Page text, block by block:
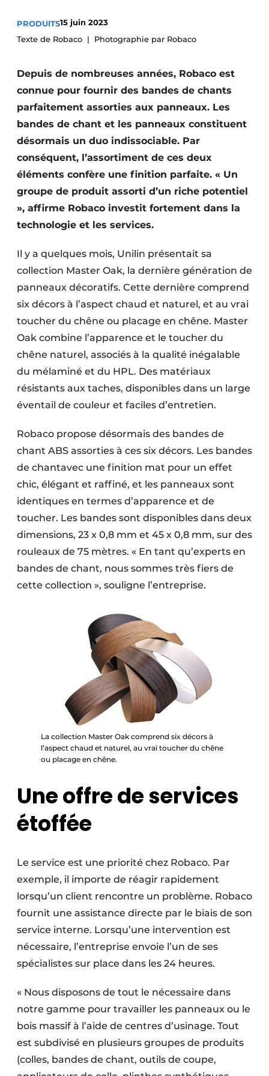
Privacy / Cookie statement
S’inscrire
S’inscrire
Video’s
PRODUITS15 juin 2023
Texte de Robaco
Photographie par Robaco
Depuis de nombreuses années, Robaco est
connue pour fournir des bandes de chants
parfaitement assorties aux panneaux. Les
bandes de chant et les panneaux constituent
désormais un duo indissociable. Par
conséquent, l’assortiment de ces deux
éléments confère une finition parfaite. « Un
groupe de produit assorti d’un riche potentiel
», affirme Robaco investit fortement dans la
technologie et les services.
Il y a quelques mois, Unilin présentait sa
collection Master Oak, la dernière génération de
panneaux décoratifs. Cette dernière comprend
six décors à l’aspect chaud et naturel, et au vrai
toucher du chêne ou placage en chêne. Master
Oak combine l’apparence et le toucher du
chêne naturel, associés à la qualité inégalable
du mélaminé et du HPL. Des matériaux
résistants aux taches, disponibles dans un large
éventail de couleur et faciles d’entretien.
Robaco propose désormais des bandes de
chant ABS assorties à ces six décors. Les bandes
de chantavec une finition mat pour un effet
chic, élégant et raffiné, et les panneaux sont
identiques en termes d’apparence et de
toucher. Les bandes sont disponibles dans deux
dimensions, 23 x 0,8 mm et 45 x 0,8 mm, sur des
rouleaux de 75 mètres. « En tant qu’experts en
bandes de chant, nous sommes très fiers de
cette collection », souligne l’entreprise.
La collection Master Oak comprend six décors à
l’aspect chaud et naturel, au vrai toucher du chêne
ou placage en chêne.
Une offre de services
étoffée
Le service est une priorité chez Robaco. Par
exemple, il importe de réagir rapidement
lorsqu’un client rencontre un problème. Robaco
fournit une assistance directe par le biais de son
service interne. Lorsqu’une intervention est
nécessaire, l’entreprise envoie l’un de ses
spécialistes sur place dans les 24 heures.
« Nous disposons de tout le nécessaire dans
notre gamme pour travailler les panneaux ou le
bois massif à l’aide de centres d’usinage. Tout
est subdivisé en plusieurs groupes de produits
(colles, bandes de chant, outils de coupe,